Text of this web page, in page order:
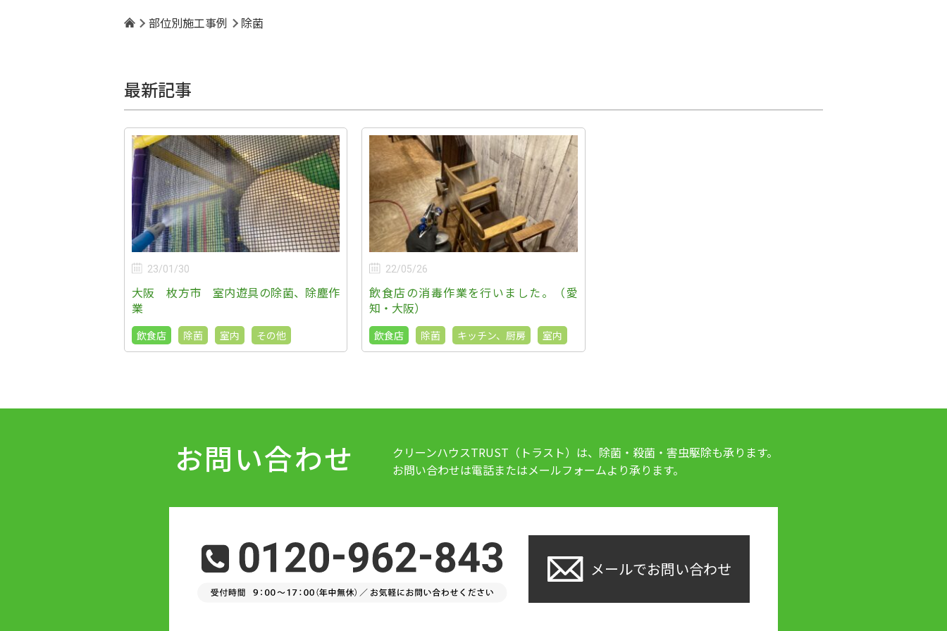
部位別施工事例 除菌
最新記事
23/01/30
大阪 枚方市 室内遊具の除菌、除塵作
業
飲食店 除菌 室内 その他
22/05/26
飲食店の消毒作業を行いました。（愛
知・大阪）
飲食店 除菌 キッチン、厨房 室内
お問い合わせ
クリーンハウスTRUST（トラスト）は、除菌・殺菌・害虫駆除も承ります。
お問い合わせは電話またはメールフォームより承ります。
メールでお問い合わせ